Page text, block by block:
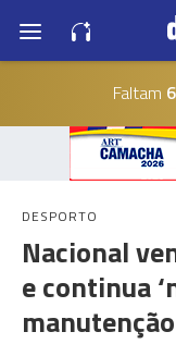
Faltam
DESPORTO
Nacional
e continua
manutenção